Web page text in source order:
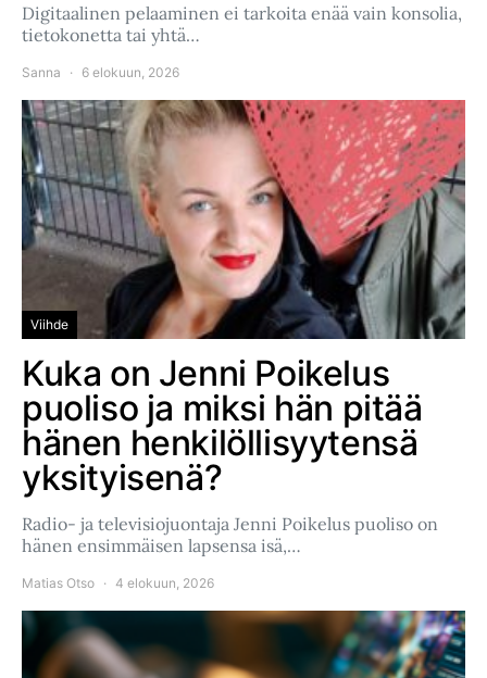
Digitaalinen pelaaminen ei tarkoita enää vain konsolia,
tietokonetta tai yhtä…
Sanna 6 elokuun, 2026
Viihde
Kuka on Jenni Poikelus
puoliso ja miksi hän pitää
hänen henkilöllisyytensä
yksityisenä?
Radio- ja televisiojuontaja Jenni Poikelus puoliso on
hänen ensimmäisen lapsensa isä,…
Matias Otso 4 elokuun, 2026